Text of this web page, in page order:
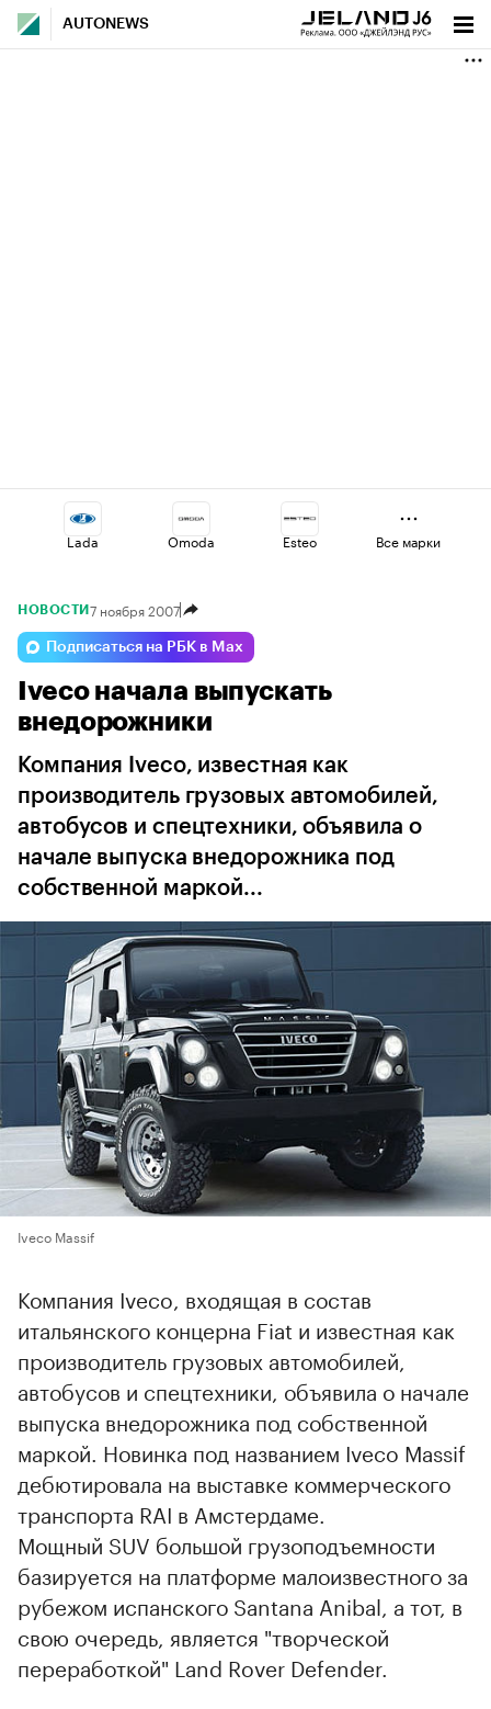
AUTONEWS
Lada Omoda Esteo
Jaecoo Geely
Voyah Volga Haval
Все марки
НОВОСТИ 7 ноября 2007
Подписаться на РБК в Max
Iveco начала выпускать
внедорожники
Компания Iveco, известная как
производитель грузовых автомобилей,
автобусов и спецтехники, объявила о
начале выпуска внедорожника под
собственной маркой...
Iveco Massif
Компания Iveco, входящая в состав
итальянского концерна Fiat и известная как
производитель грузовых автомобилей,
автобусов и спецтехники, объявила о начале
выпуска внедорожника под собственной
маркой. Новинка под названием Iveco Massif
дебютировала на выставке коммерческого
транспорта RAI в Амстердаме.
Мощный SUV большой грузоподъемности
базируется на платформе малоизвестного за
рубежом испанского Santana Anibal, а тот, в
свою очередь, является "творческой
переработкой" Land Rover Defender.